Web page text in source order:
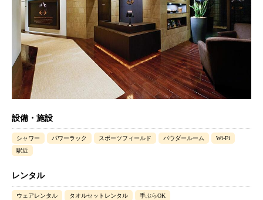
設備・施設
シャワー パワーラック スポーツフィールド パウダールーム
Wi-Fi
駅近
レンタル
ウェアレンタル タオルセットレンタル 手ぶらOK